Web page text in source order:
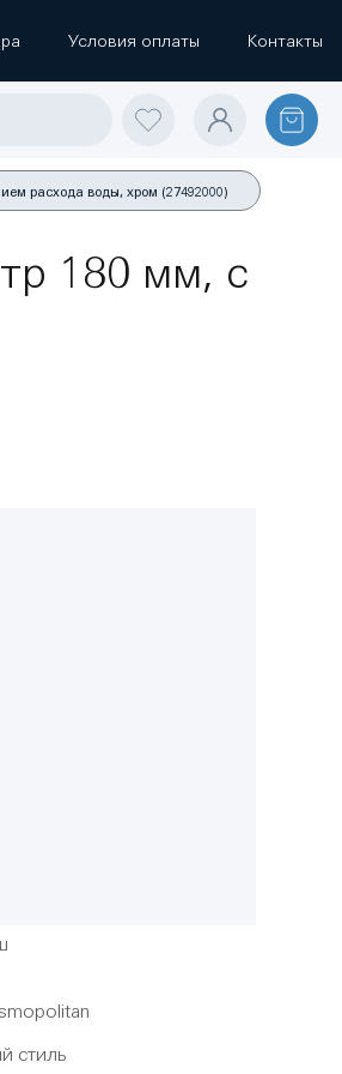
Условия оплаты Контакты
расхода воды, хром (27492000)
180 мм, с
стиль